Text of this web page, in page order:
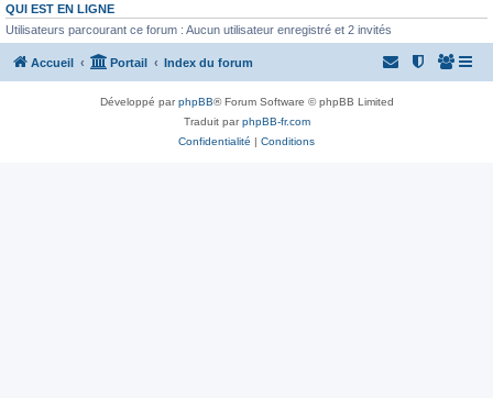
QUI EST EN LIGNE
Utilisateurs parcourant ce forum : Aucun utilisateur enregistré et 2 invités
Accueil Portail Index du forum
Développé parphpBB® Forum Software © phpBB Limited
Traduit parphpBB-fr.com
Confidentialité | Conditions